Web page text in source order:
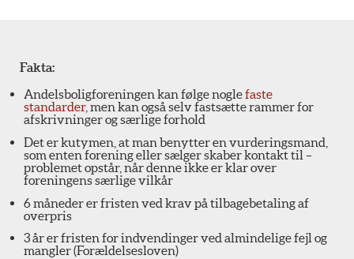
Fakta:
Andelsboligforeningen kan følge noglefaste
standarder, men kan også selv fastsætte rammer for
afskrivninger og særlige forhold
Det er kutymen, at man benytter en vurderingsmand,
som enten forening eller sælger skaber kontakt til –
problemet opstår, når denne ikke er klar over
foreningens særlige vilkår
6 måneder er fristen ved krav på tilbagebetaling af
overpris
3 år er fristen for indvendinger ved almindelige fejl og
mangler (Forældelsesloven)